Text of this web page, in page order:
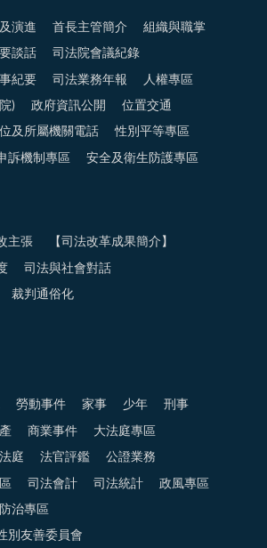
演進 首長主管簡介 組織與職掌
談話 司法院會議紀錄
紀要 司法業務年報 人權專區
) 政府資訊公開 位置交通
及所屬機關電話 性別平等專區
訴機制專區 安全及衛生防護專區
主張 【司法改革成果簡介】
司法與社會對話
裁判通俗化
勞動事件 家事 少年 刑事
商業事件 大法庭專區
庭 法官評鑑 公證業務
司法會計 司法統計 政風專區
治專區
別友善委員會